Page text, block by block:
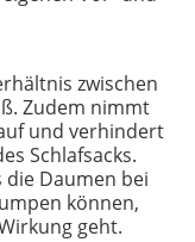
zwischen
Zudem nimmt
und verhindert
Schlafsacks.
die Daumen bei
können,
geht.